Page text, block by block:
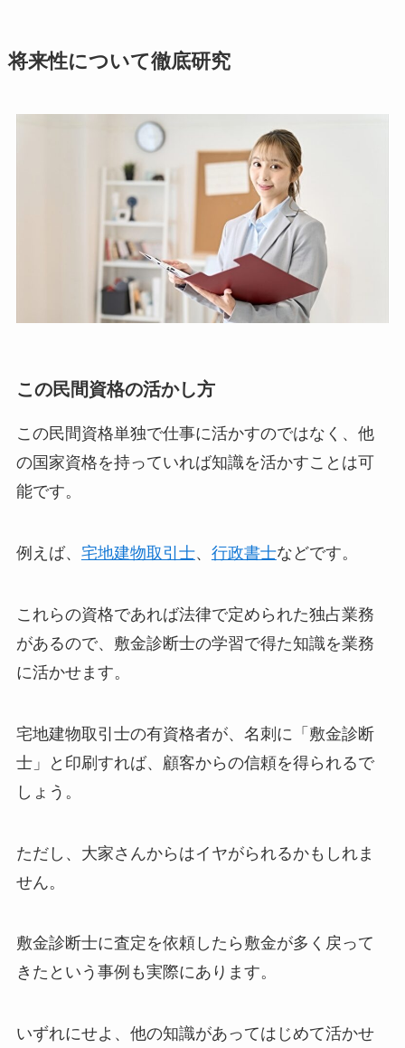
将来性について徹底研究
この民間資格の活かし方
この民間資格単独で仕事に活かすのではなく、他
の国家資格を持っていれば知識を活かすことは可
能です。
例えば、 宅地建物取引士、 行政書士などです。
これらの資格であれば法律で定められた独占業務
があるので、敷金診断士の学習で得た知識を業務
に活かせます。
宅地建物取引士の有資格者が、名刺に「敷金診断
士」と印刷すれば、顧客からの信頼を得られるで
しょう。
ただし、大家さんからはイヤがられるかもしれま
せん。
敷金診断士に査定を依頼したら敷金が多く戻って
きたという事例も実際にあります。
いずれにせよ、他の知識があってはじめて活かせ